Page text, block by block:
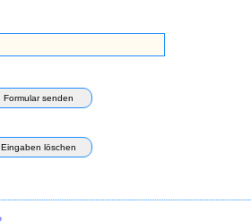
Formular senden
Eingaben löschen